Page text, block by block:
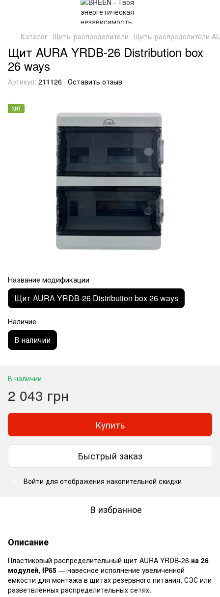
Каталог Щиты распределители Щиты распределители
Щит AURA YRDB-26 Distribution box
26 ways
Артикул: 211126 Оставить отзыв
ХИТ
Название модификации
Щит AURA YRDB-26 Distribution box 26 ways
Наличие
В наличии
В наличии
2 043 грн
Купить
Быстрый заказ
Войти для отображения накопительной скидки
В избранное
Описание
Пластиковый распределительный щит AURA YRDB-26 на 26
модулей, IP65 — навесное исполнение увеличенной
емкости для монтажа в щитах резервного питания, СЭС или
разветвленных распределительных сетях.